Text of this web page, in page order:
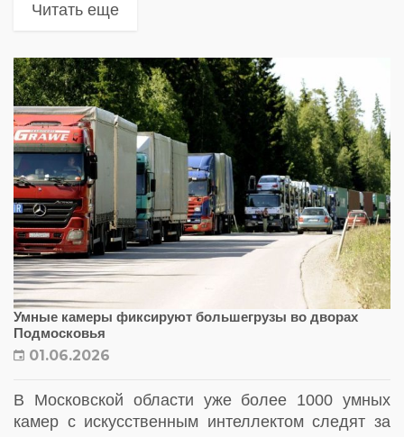
Читать еще
Умные камеры фиксируют большегрузы во дворах
Подмосковья
01.06.2026
В Московской области уже более 1000 умных
камер с искусственным интеллектом следят за